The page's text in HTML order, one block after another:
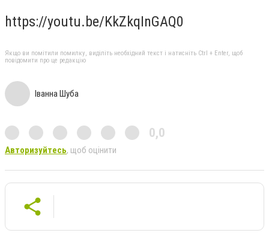
https://youtu.be/KkZkqInGAQ0
Якщо ви помітили помилку, виділіть необхідний текст і натисніть Ctrl + Enter, щоб
повідомити про це редакцію
Іванна Шуба
0,0
Авторизуйтесь, щоб оцінити